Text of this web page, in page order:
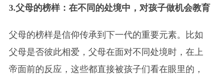
3.父母的榜样：在不同的处境中，对孩子做机会教育
父母的榜样是信仰传承到下一代的重要元素。比如
父母是否彼此相爱，父母在面对不同处境时，在上
帝面前的反应，这些都直接被孩子们看在眼里的，